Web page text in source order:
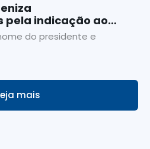
pela indicação ao
do presidente e
mais